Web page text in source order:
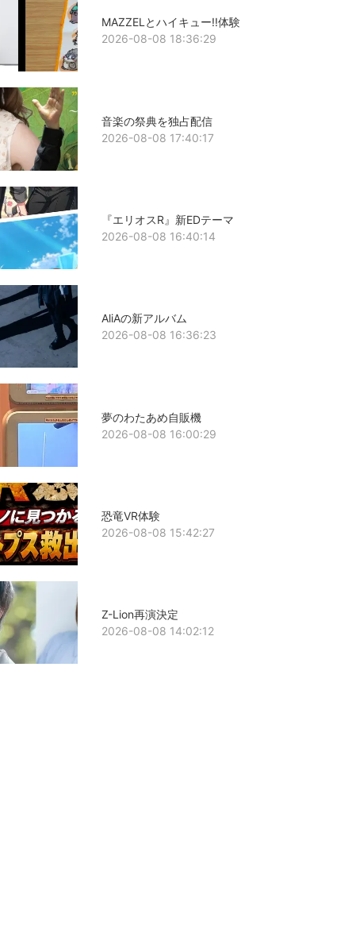
MAZZELとハイキュー!!体験
2026-08-08 18:36:29
音楽の祭典を独占配信
2026-08-08 17:40:17
『エリオスR』新EDテーマ
2026-08-08 16:40:14
AliAの新アルバム
2026-08-08 16:36:23
夢のわたあめ自販機
2026-08-08 16:00:29
恐竜VR体験
2026-08-08 15:42:27
Z-Lion再演決定
2026-08-08 14:02:12